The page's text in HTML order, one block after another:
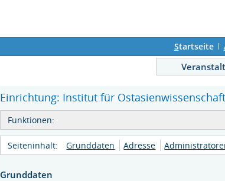
Startseite
Einrichtung: Institut für
Funktionen:
Seiteninhalt: Grunddaten Adresse
Grunddaten